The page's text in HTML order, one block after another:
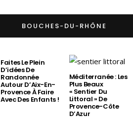
BOUCHES-DU-RHÔNE
Faites Le Plein
D’idées De
Randonnée
Autour D’Aix-En-
Provence À Faire
Avec Des Enfants !
Méditerranée : Les
Plus Beaux
« Sentier Du
Littoral » De
Provence-Côte
D’Azur